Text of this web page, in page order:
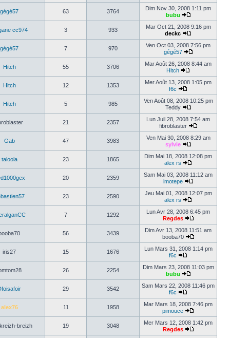
gégé57 63 3764
Dim Nov 30, 2008 1:11 pm
bubu
cc974 3 933
Mar Oct 21, 2008 9:16 pm
deckc
gégé57 7 970
Ven Oct 03, 2008 7:56 pm
gégé57
Hitch 55 3706
Mar Août 26, 2008 8:44 am
Hitch
Hitch 12 1353
Mer Août 13, 2008 1:05 pm
f6c
Hitch 5 985
Ven Août 08, 2008 10:25 pm
Teddy
21 2357
Lun Juil 28, 2008 7:54 am
fibroblaster
Gab 47 3983
Ven Mai 30, 2008 8:29 am
sylvie
taloola 23 1865
Dim Mai 18, 2008 12:08 pm
alex rs
20 2359
Sam Mai 03, 2008 11:12 am
imotepe
23 2590
Jeu Mai 01, 2008 12:07 pm
alex rs
7 1292
Lun Avr 28, 2008 6:45 pm
Regdes
56 3439
Dim Avr 13, 2008 11:51 am
booba70
iris27 15 1676
Lun Mars 31, 2008 1:14 pm
f6c
26 2254
Dim Mars 23, 2008 11:03 pm
bubu
29 3542
Sam Mars 22, 2008 11:46 pm
f6c
alex76 11 1958
Mar Mars 18, 2008 7:46 pm
pimouce
breizh 19 3048
Mer Mars 12, 2008 1:42 pm
Regdes